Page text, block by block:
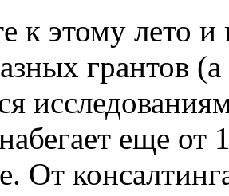
к этому лето
грантов
еще от
От